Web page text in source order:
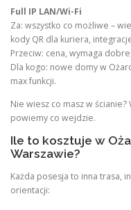
Full IP LAN/Wi-Fi
Za: wszystko co możliwe –
kody QR dla kuriera,
Przeciw: cena, wymaga
Dla kogo: nowe domy w
max funkcji.
Nie wiesz co masz w ścianie?
powiemy co wejdzie.
Ile to kosztuje w
Warszawie?
Każda posesja to inna trasa,
orientacji: